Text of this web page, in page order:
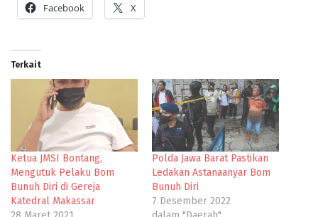
Facebook X
Terkait
Ketua JMSI Bontang,
Mengutuk Pelaku Bom
Bunuh Diri di Gereja
Katedral Makassar
Polda Jawa Barat Pastikan
Ledakan Astanaanyar Bom
Bunuh Diri
7 Desember 2022